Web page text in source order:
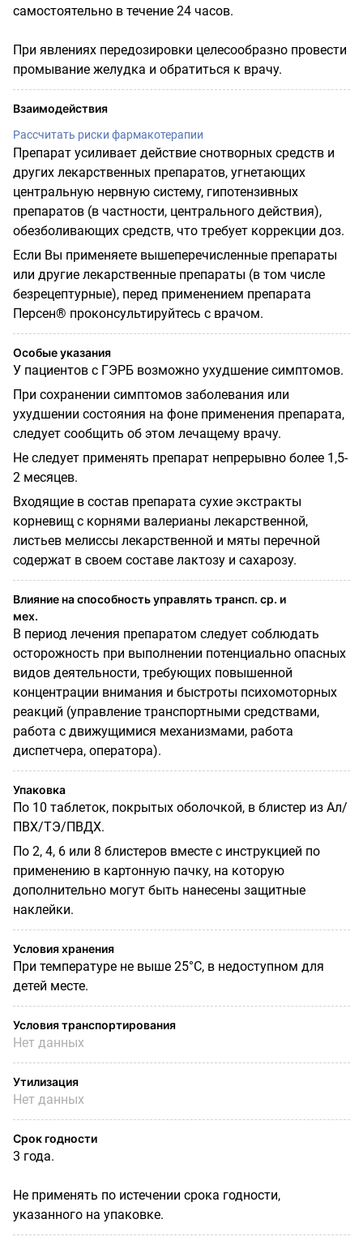
самостоятельно в течение 24 часов.
При явлениях передозировки целесообразно провести
промывание желудка и обратиться к врачу.
Взаимодействия
Рассчитать риски фармакотерапии
Препарат усиливает действие снотворных средств и
других лекарственных препаратов, угнетающих
центральную нервную систему, гипотензивных
препаратов (в частности, центрального действия),
обезболивающих средств, что требует коррекции доз.
Если Вы применяете вышеперечисленные препараты
или другие лекарственные препараты (в том числе
безрецептурные), перед применением препарата
Персен® проконсультируйтесь с врачом.
Особые указания
У пациентов с ГЭРБ возможно ухудшение симптомов.
При сохранении симптомов заболевания или
ухудшении состояния на фоне применения препарата,
следует сообщить об этом лечащему врачу.
Не следует применять препарат непрерывно более 1,5-
2 месяцев.
Входящие в состав препарата сухие экстракты
корневищ с корнями валерианы лекарственной,
листьев мелиссы лекарственной и мяты перечной
содержат в своем составе лактозу и сахарозу.
Влияние на способность управлять трансп. ср. и
мех.
В период лечения препаратом следует соблюдать
осторожность при выполнении потенциально опасных
видов деятельности, требующих повышенной
концентрации внимания и быстроты психомоторных
реакций (управление транспортными средствами,
работа с движущимися механизмами, работа
диспетчера, оператора).
Упаковка
По 10 таблеток, покрытых оболочкой, в блистер из Ал/
ПВХ/ТЭ/ПВДХ.
По 2, 4, 6 или 8 блистеров вместе с инструкцией по
применению в картонную пачку, на которую
дополнительно могут быть нанесены защитные
наклейки.
Условия хранения
При температуре не выше 25°С, в недоступном для
детей месте.
Условия транспортирования
Нет данных
Утилизация
Нет данных
Срок годности
3 года.
Не применять по истечении срока годности,
указанного на упаковке.